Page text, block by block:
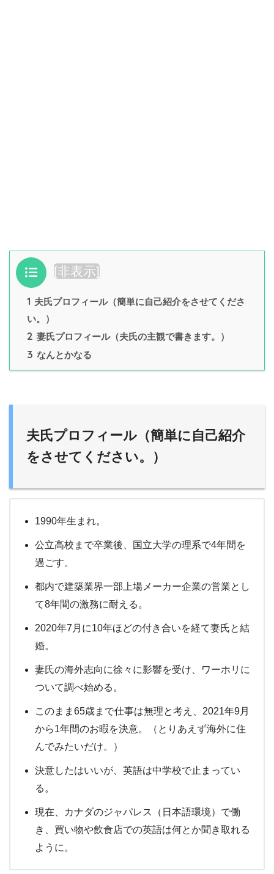
目次 [非表示]
1 夫氏プロフィール（簡単に自己紹介をさせてくださ
い。）
2 妻氏プロフィール（夫氏の主観で書きます。）
3 なんとかなる
夫氏プロフィール（簡単に自己紹介
をさせてください。）
1990年生まれ。
公立高校まで卒業後、国立大学の理系で4年間を
過ごす。
都内で建築業界一部上場メーカー企業の営業とし
て8年間の激務に耐える。
2020年7月に10年ほどの付き合いを経て妻氏と結
婚。
妻氏の海外志向に徐々に影響を受け、ワーホリに
ついて調べ始める。
このまま65歳まで仕事は無理と考え、2021年9月
から1年間のお暇を決意。（とりあえず海外に住
んでみたいだけ。）
決意したはいいが、英語は中学校で止まってい
る。
現在、カナダのジャパレス（日本語環境）で働
き、買い物や飲食店での英語は何とか聞き取れる
ように。